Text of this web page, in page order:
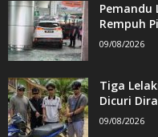
Pemandu
Rempuh
09/08/2026
Tiga
Dicuri
09/08/2026